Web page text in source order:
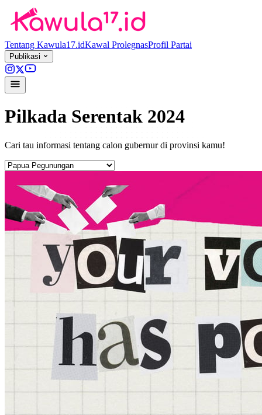
Tentang Kawula17.idKawal ProlegnasProfil Partai
Publikasi
Pilkada Serentak 2024
Cari tau informasi tentang calon gubernur di provinsi kamu!